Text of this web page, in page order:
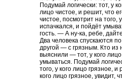
Подумай логически: тот, у
лицо чистое, и решит, что
чистое, посмотрит на того,
испачкался, и пойдёт
гость. — А ну-ка, ребе,
Два человека спускаются
другой — с грязным. Кто
выяснили — тот, у кого
умываться. Подумай
того, у кого лицо грязное,
кого лицо грязное, увидит,